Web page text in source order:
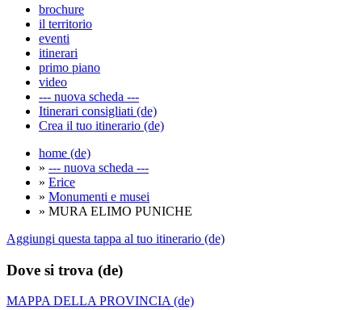
brochure
il territorio
eventi
itinerari
primo piano
video
--- nuova scheda ---
Itinerari consigliati (de)
Crea il tuo itinerario (de)
home (de)
» --- nuova scheda ---
» Erice
» Monumenti e musei
» MURA ELIMO PUNICHE
Aggiungi questa tappa al tuo itinerario (de)
Dove si trova (de)
MAPPA DELLA PROVINCIA (de)